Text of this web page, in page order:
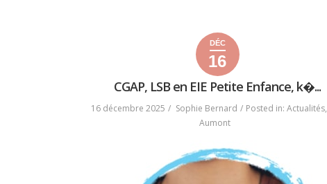
AVRIL »
16
décembre
2025
16
décembre
2025
DÉC
16
2025
CGAP, LSB en EIE Petite Enfance, k�...
16 décembre 2025 Sophie Bernard Posted in:Actualités,
Aumont